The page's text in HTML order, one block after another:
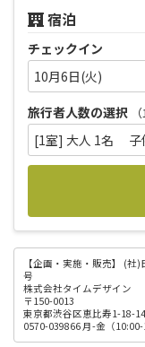
宿泊
チェックイン
10月6日(火)
旅行者人数の選択
[1室] 大人 1名 子
【企画・実施・販売】
(社)
号
株式会社タイムデザイン
〒150-0013
東京都渋谷区恵比寿1-18-
0570-039866 月-金（